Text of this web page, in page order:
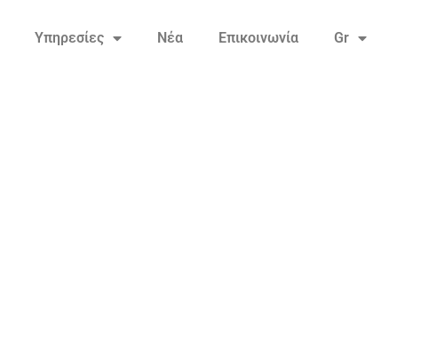
Υπηρεσίες Νέα Επικοινωνία Gr